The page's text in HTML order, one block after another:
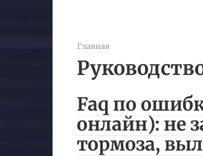
Главная
Faq по
онлайн): не
тормоза,